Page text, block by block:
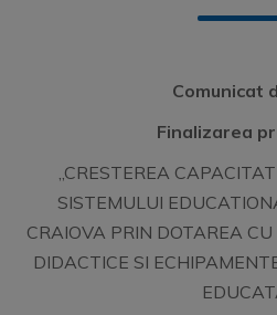
Comunicat
Finalizarea
,,CRESTEREA
SISTEMULUI
CRAIOVA PRIN DOTAREA
DIDACTICE SI